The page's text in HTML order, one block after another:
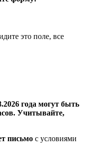
это поле, все
года могут быть
Учитывайте,
письмо с условиями